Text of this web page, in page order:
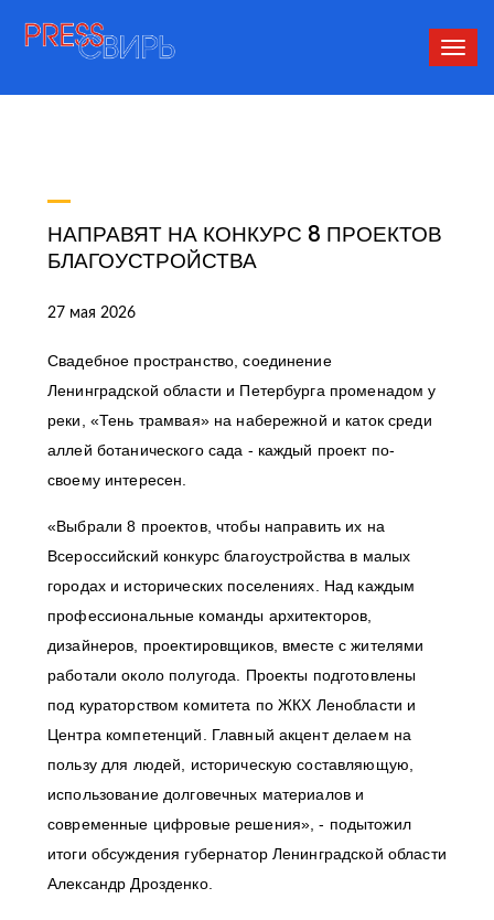
НАПРАВЯТ НА КОНКУРС 8 ПРОЕКТОВ
БЛАГОУСТРОЙСТВА
27 мая 2026
Свадебное пространство, соединение
Ленинградской области и Петербурга променадом у
реки, «Тень трамвая» на набережной и каток среди
аллей ботанического сада - каждый проект по-
своему интересен.
«Выбрали 8 проектов, чтобы направить их на
Всероссийский конкурс благоустройства в малых
городах и исторических поселениях. Над каждым
профессиональные команды архитекторов,
дизайнеров, проектировщиков, вместе с жителями
работали около полугода. Проекты подготовлены
под кураторством комитета по ЖКХ Ленобласти и
Центра компетенций. Главный акцент делаем на
пользу для людей, историческую составляющую,
использование долговечных материалов и
современные цифровые решения», - подытожил
итоги обсуждения губернатор Ленинградской области
Александр Дрозденко.